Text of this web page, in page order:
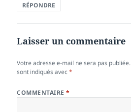
RÉPONDRE
Laisser un commentaire
Votre adresse e-mail ne sera pas publiée.
sont indiqués avec*
COMMENTAIRE*